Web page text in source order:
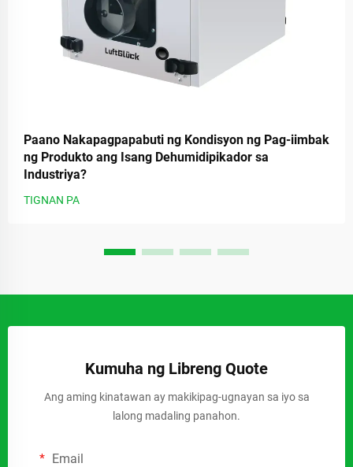
Paano Nakapagpapabuti ng Kondisyon ng Pag-iimbak
ng Produkto ang Isang Dehumidipikador sa
Industriya?
TIGNAN PA
Kumuha ng Libreng Quote
Ang aming kinatawan ay makikipag-ugnayan sa iyo sa
lalong madaling panahon.
Email